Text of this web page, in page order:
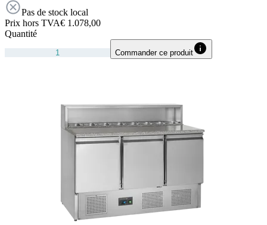
Pas de stock local
Prix hors TVA€ 1.078,00
Quantité
Commander ce produit